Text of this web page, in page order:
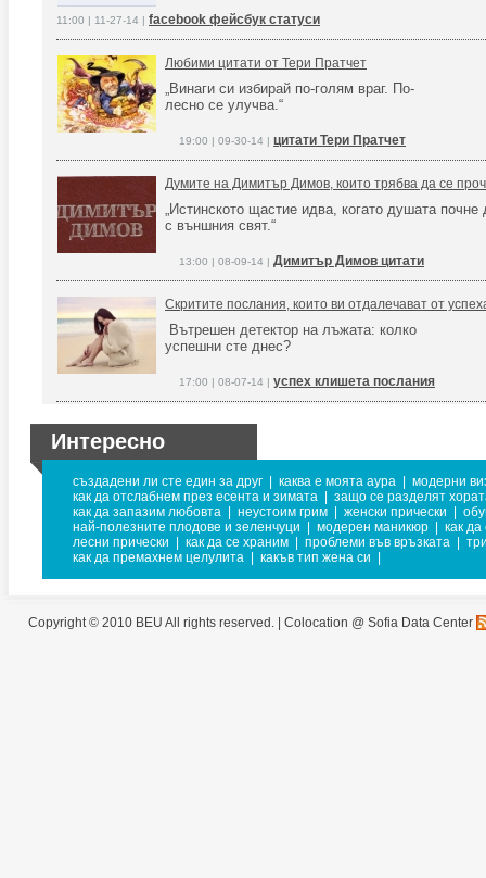
11:00 | 11-27-14 | facebook фейсбук статуси
Любими цитати от Тери Пратчет
„Винаги си избирай по-голям враг. По-
лесно се улучва.“
19:00 | 09-30-14 | цитати Тери Пратчет
Думите на Димитър Димов, които трябва да се
„Истинското щастие идва, когато душата почне
с външния свят.“
13:00 | 08-09-14 | Димитър Димов цитати
Скритите послания, които ви отдалечават от
Вътрешен детектор на лъжата: колко
успешни сте днес?
17:00 | 08-07-14 | успех клишета послания
Интересно
създадени ли сте един за друг каква е моята аура
модерни
как да отслабнем през есента и зимата
защо се разделят
как да запазим любовта
неустоим грим женски прически
най-полезните плодове и зеленчуци
модерен маникюр
как
лесни прически
как да се храним проблеми във връзката
как да премахнем целулита
какъв тип жена си
Copyright © 2010 BEU All rights reserved. | Colocation @ Sofia Data Center